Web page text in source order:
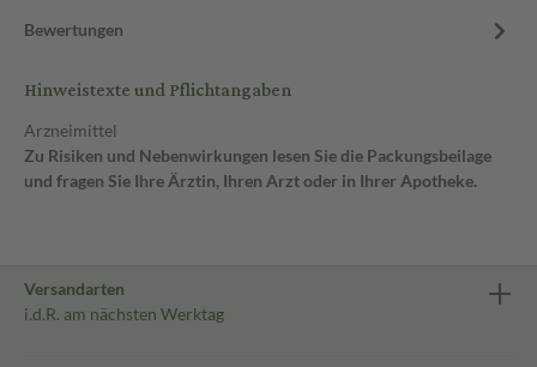
Bewertungen
Hinweistexte und Pflichtangaben
Arzneimittel
Zu Risiken und Nebenwirkungen lesen Sie die Packungsbeilage
und fragen Sie Ihre Ärztin, Ihren Arzt oder in Ihrer Apotheke.
Versandarten
i.d.R. am nächsten Werktag